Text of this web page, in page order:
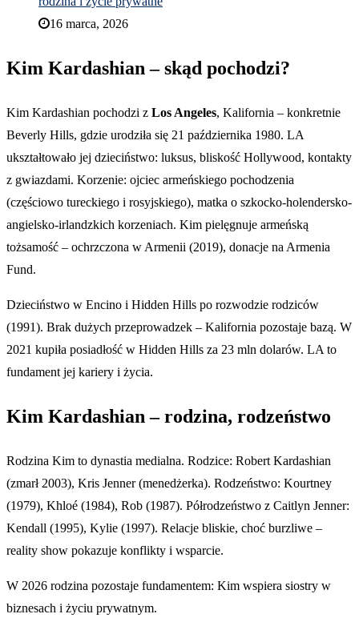
16 marca, 2026
Kim Kardashian – skąd pochodzi?
Kim Kardashian pochodzi z Los Angeles, Kalifornia – konkretnie
Beverly Hills, gdzie urodziła się 21 października 1980. LA
ukształtowało jej dzieciństwo: luksus, bliskość Hollywood, kontakty
z gwiazdami. Korzenie: ojciec armeńskiego pochodzenia
(częściowo tureckiego i rosyjskiego), matka o szkocko-holendersko-
angielsko-irlandzkich korzeniach. Kim pielęgnuje armeńską
tożsamość – ochrzczona w Armenii (2019), donacje na Armenia
Fund.
Dzieciństwo w Encino i Hidden Hills po rozwodzie rodziców
(1991). Brak dużych przeprowadzek – Kalifornia pozostaje bazą. W
2021 kupiła posiadłość w Hidden Hills za 23 mln dolarów. LA to
fundament jej kariery i życia.
Kim Kardashian – rodzina, rodzeństwo
Rodzina Kim to dynastia medialna. Rodzice: Robert Kardashian
(zmarł 2003), Kris Jenner (menedżerka). Rodzeństwo: Kourtney
(1979), Khloé (1984), Rob (1987). Półrodzeństwo z Caitlyn Jenner:
Kendall (1995), Kylie (1997). Relacje bliskie, choć burzliwe –
reality show pokazuje konflikty i wsparcie.
W 2026 rodzina pozostaje fundamentem: Kim wspiera siostry w
biznesach i życiu prywatnym.